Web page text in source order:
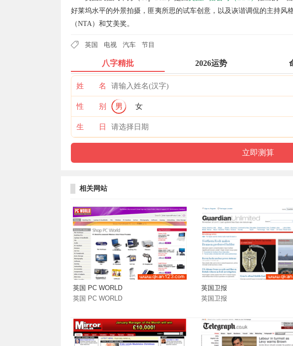
好莱坞水平的外景拍摄，匪夷所思的试车创意，以及诙谐调侃的主持风
（NTA）和艾美奖。
英国 电视 汽车 节目
八字精批 2026运势
姓 名
性 别 男 女
生 日
相关网站
英国 PC WORLD
英国 PC WORLD
英国卫报
英国卫报